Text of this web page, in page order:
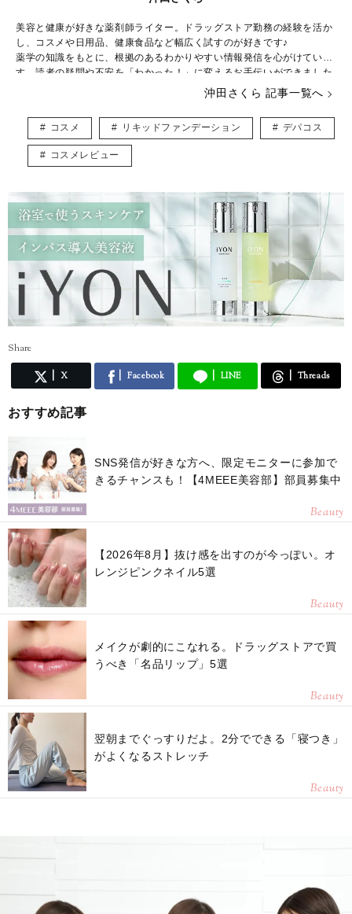
美容と健康が好きな薬剤師ライター。ドラッグストア勤務の経験を活か
し、コスメや日用品、健康食品など幅広く試すのが好きです♪
薬学の知識をもとに、根拠のあるわかりやすい情報発信を心がけていま
す。読者の疑問や不安を「わかった！」に変えるお手伝いができました
薬剤師免許／日本化粧品検定コスメコンシェルジュ特級／アロマテラピ
ーアドバイザー
沖田さくら 記事一覧へ
コスメ リキッドファンデーション デパコス
コスメレビュー
Share
X Facebook LINE Threads
おすすめ記事
SNS発信が好きな方へ、限定モニターに参加で
きるチャンスも！【4MEEE美容部】部員募集中
Beauty
【2026年8月】抜け感を出すのが今っぽい。オ
レンジピンクネイル5選
Beauty
メイクが劇的にこなれる。ドラッグストアで買
うべき「名品リップ」5選
Beauty
翌朝までぐっすりだよ。2分でできる「寝つき」
がよくなるストレッチ
Beauty